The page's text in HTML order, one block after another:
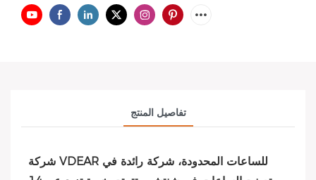
تفاصيل المنتج
شركة VDEAR للساعات المحدودة، شركة رائدة في